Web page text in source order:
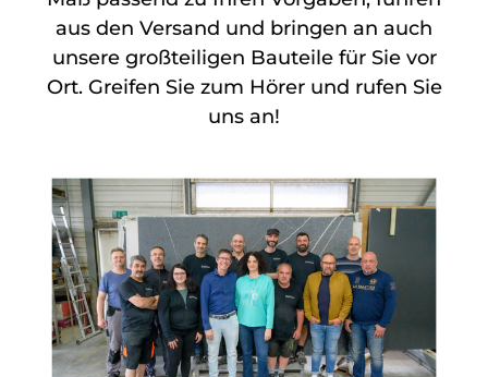
aus den Versand und bringen an auch
unsere großteiligen Bauteile für Sie vor
Ort. Greifen Sie zum Hörer und rufen Sie
uns an!